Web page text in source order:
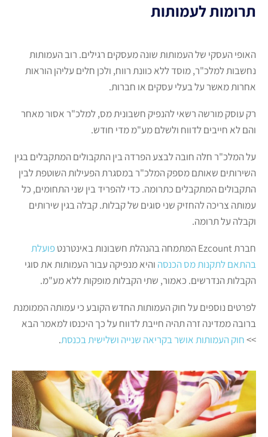
תרומות לעמותות
האופי העסקי של העמותות שונה מעסקים רגילים. רוב העמותות
נחשבות למלכ"ר, מוסד ללא כוונת רווח, ולכן חלים עליהן הוראות
אחרות מאשר על בעלי עסקים או חברות.
רק עוסק מורשה רשאי להנפיק חשבונית מס, למלכ"ר אסור מאחר
והם לא חייבים לדווח ולשלם מע"מ מדי חודש.
על המלכ"ר חלה חובה לבצע הפרדה בין התקבולים המתקבלים בגין
השירותים שאותם מספק המלכ"ר במסגרת הפעילות השוטפת לבין
התקבולים המתקבלים כתרומה. כדי להפריד בין שני התחומים, כל
עמותה צריכה להחזיק שני סוגים של קבלות. קבלה בגין שירותים
וקבלה על תרומה.
חברת Ezcount המתמחה בהנהלת חשבונות באינטרנט
פועלת
בהתאם לתקנות מס הכנסה והיא מנפיקה עבור העמותות את סוגי
הקבלות הנדרשים. כאמור, שתי הקבלות מופקות ללא מע"מ.
לפרטים נוספים על חוק העמותות החדש הקובע כי עמותה הממומנת
ברובה ממדינה זרה תהיה חייבת לדווח על כך היכנסו למאמר הבא
>>חוק העמותות אושר בקריאה שנייה ושלישית בכנסת.